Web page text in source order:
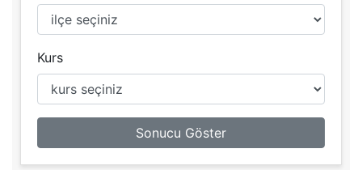
Kurs
Sonucu Göster